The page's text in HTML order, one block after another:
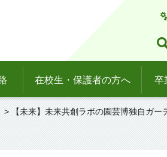
在校生・保護者の方へ 卒
> 【未来】未来共創ラボの園芸博独自ガー